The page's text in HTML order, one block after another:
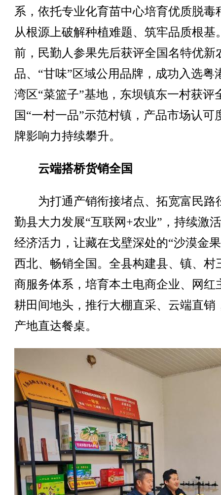
系，依托专业化育苗中心培育优质脱毒
从根源上破解种植难题、筑牢品质根基
前，民勤人参果先后获评全国名特优新
品、“甘味”区域公用品牌，成功入选粤
湾区“菜篮子”基地，东坝镇东一村获评
国“一村一品”示范村镇，产品市场认可
牌影响力持续攀升。
云端搭桥货销全国
为打通产销衔接堵点、拓宽富民路
勤县大力发展“互联网+农业”，持续激
经济活力，让藏在戈壁深处的“沙漠金
西北、畅销全国。全县构建县、镇、村
商服务体系，培育本土电商企业、网红
耕田间地头，推行大棚直采、云端直销
产地直达餐桌。